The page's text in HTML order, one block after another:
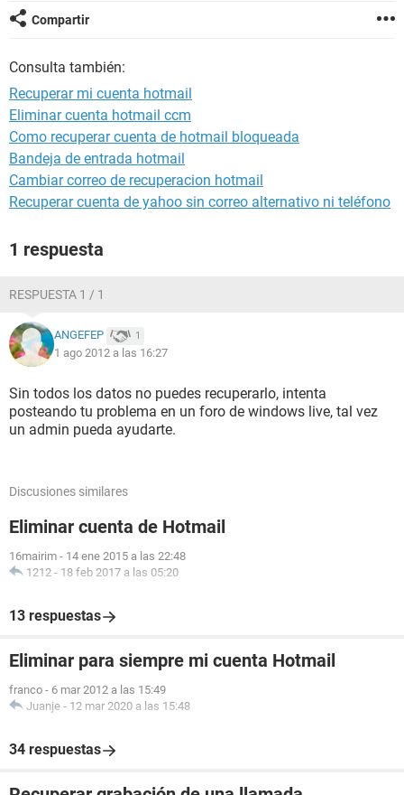
Compartir
Consulta también:
Recuperar mi cuenta hotmail
Eliminar cuenta hotmail ccm
Como recuperar cuenta de hotmail bloqueada
Bandeja de entrada hotmail
Cambiar correo de recuperacion hotmail
Recuperar cuenta de yahoo sin correo alternativo ni teléfono
1 respuesta
RESPUESTA 1 / 1
ANGEFEP 1
1 ago 2012 a las 16:27
Sin todos los datos no puedes recuperarlo, intenta
posteando tu problema en un foro de windows live, tal vez
un admin pueda ayudarte.
Discusiones similares
Eliminar cuenta de Hotmail
16mairim - 14 ene 2015 a las 22:48
1212 - 18 feb 2017 a las 05:20
13 respuestas
Eliminar para siempre mi cuenta Hotmail
franco - 6 mar 2012 a las 15:49
Juanje - 12 mar 2020 a las 15:48
34 respuestas